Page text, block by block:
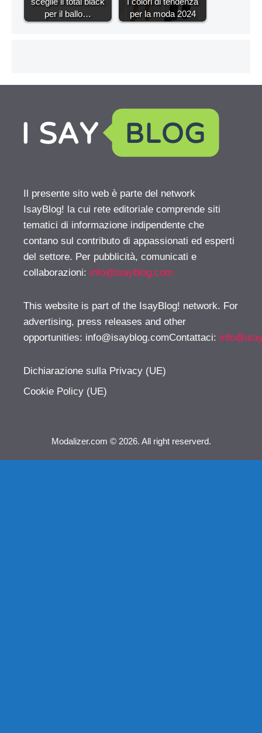
per il ballo…
per la moda 2024
Il presente sito web è parte del network
IsayBlog! la cui rete editoriale comprende siti
tematici di informazione indipendente che
contano sul contributo di appassionati ed esperti
del settore. Per pubblicità, comunicati e
collaborazioni: info@isayblog.com
This website is part of the IsayBlog! network. For
advertising, press releases and other
opportunities: info@isayblog.comContattaci:
Dichiarazione sulla Privacy (UE)
Cookie Policy (UE)
Modalizer.com © 2026. All right reserverd.